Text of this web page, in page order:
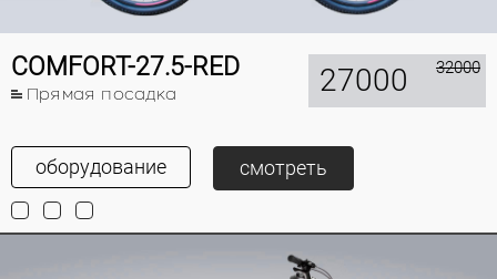
COMFORT-27.5-RED
Прямая посадка 27000 32000
оборудование смотреть